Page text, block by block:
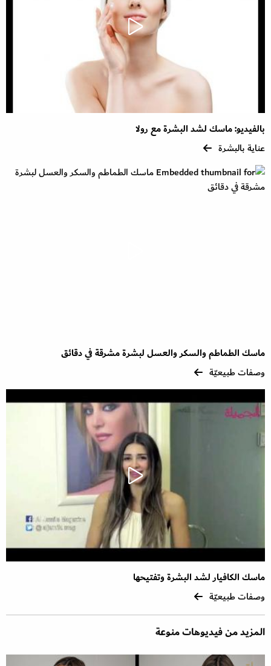
بالفيديو: ماسك لشد البشرة مع رولا
عناية بالبشرة
ماسك الطماطم والسكر والعسل لبشرة مشرقة في دقائق
وصفات طبيعيّة
ماسك الكافيار لشد البشرة وتفتيحها
وصفات طبيعيّة
المزيد من فيديوهات منوعة